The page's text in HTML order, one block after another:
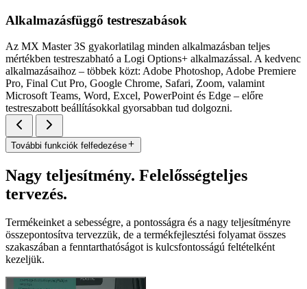
Alkalmazásfüggő testreszabások
Az MX Master 3S gyakorlatilag minden alkalmazásban teljes
mértékben testreszabható a Logi Options+ alkalmazással. A kedvenc
alkalmazásaihoz – többek közt: Adobe Photoshop, Adobe Premiere
Pro, Final Cut Pro, Google Chrome, Safari, Zoom, valamint
Microsoft Teams, Word, Excel, PowerPoint és Edge – előre
testreszabott beállításokkal gyorsabban tud dolgozni.
További funkciók felfedezése
Nagy teljesítmény. Felelősségteljes
tervezés.
Termékeinket a sebességre, a pontosságra és a nagy teljesítményre
összepontosítva tervezzük, de a termékfejlesztési folyamat összes
szakaszában a fenntarthatóságot is kulcsfontosságú feltételként
kezeljük.